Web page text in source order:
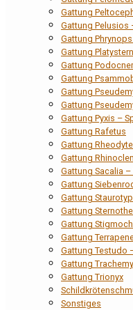
Gattung
Gattung Pelusios
Gattung
Gattung
Gattung
Gattung
Gattung
Gattung
Gattung Pyxis –
Gattung Rafetus
Gattung
Gattung
Gattung Sacalia
Gattung
Gattung
Gattung
Gattung
Gattung
Gattung Testudo
Gattung
Gattung Trionyx
Sonstiges